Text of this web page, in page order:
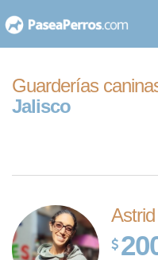
al
Guarderías
Jalisco
Astrid